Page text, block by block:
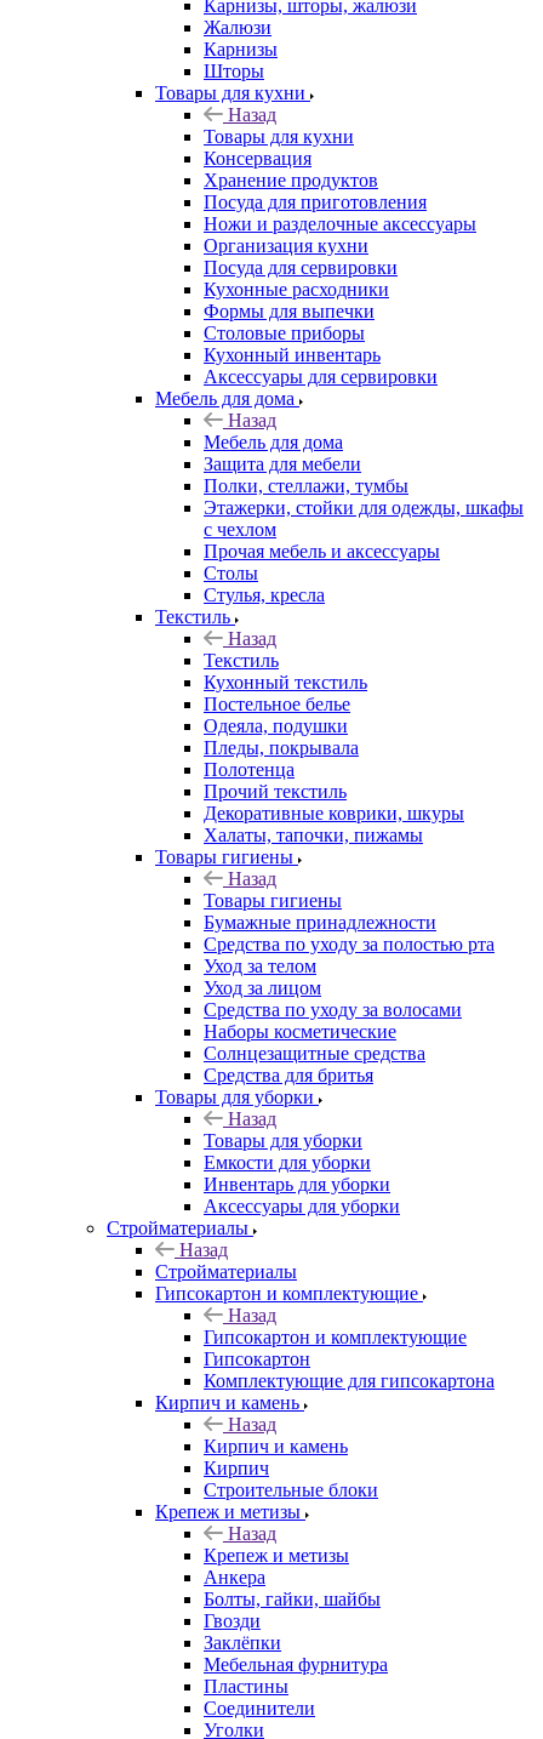
Карнизы, шторы, жалюзи
Жалюзи
Карнизы
Шторы
Товары для кухни
Назад
Товары для кухни
Консервация
Хранение продуктов
Посуда для приготовления
Ножи и разделочные аксессуары
Организация кухни
Посуда для сервировки
Кухонные расходники
Формы для выпечки
Столовые приборы
Кухонный инвентарь
Аксессуары для сервировки
Мебель для дома
Назад
Мебель для дома
Защита для мебели
Полки, стеллажи, тумбы
Этажерки, стойки для одежды, шкафы
с чехлом
Прочая мебель и аксессуары
Столы
Стулья, кресла
Текстиль
Назад
Текстиль
Кухонный текстиль
Постельное белье
Одеяла, подушки
Пледы, покрывала
Полотенца
Прочий текстиль
Декоративные коврики, шкуры
Халаты, тапочки, пижамы
Товары гигиены
Назад
Товары гигиены
Бумажные принадлежности
Средства по уходу за полостью рта
Уход за телом
Уход за лицом
Средства по уходу за волосами
Наборы косметические
Солнцезащитные средства
Средства для бритья
Товары для уборки
Назад
Товары для уборки
Емкости для уборки
Инвентарь для уборки
Аксессуары для уборки
Стройматериалы
Назад
Стройматериалы
Гипсокартон и комплектующие
Назад
Гипсокартон и комплектующие
Гипсокартон
Комплектующие для гипсокартона
Кирпич и камень
Назад
Кирпич и камень
Кирпич
Строительные блоки
Крепеж и метизы
Назад
Крепеж и метизы
Анкера
Болты, гайки, шайбы
Гвозди
Заклёпки
Мебельная фурнитура
Пластины
Соединители
Уголки